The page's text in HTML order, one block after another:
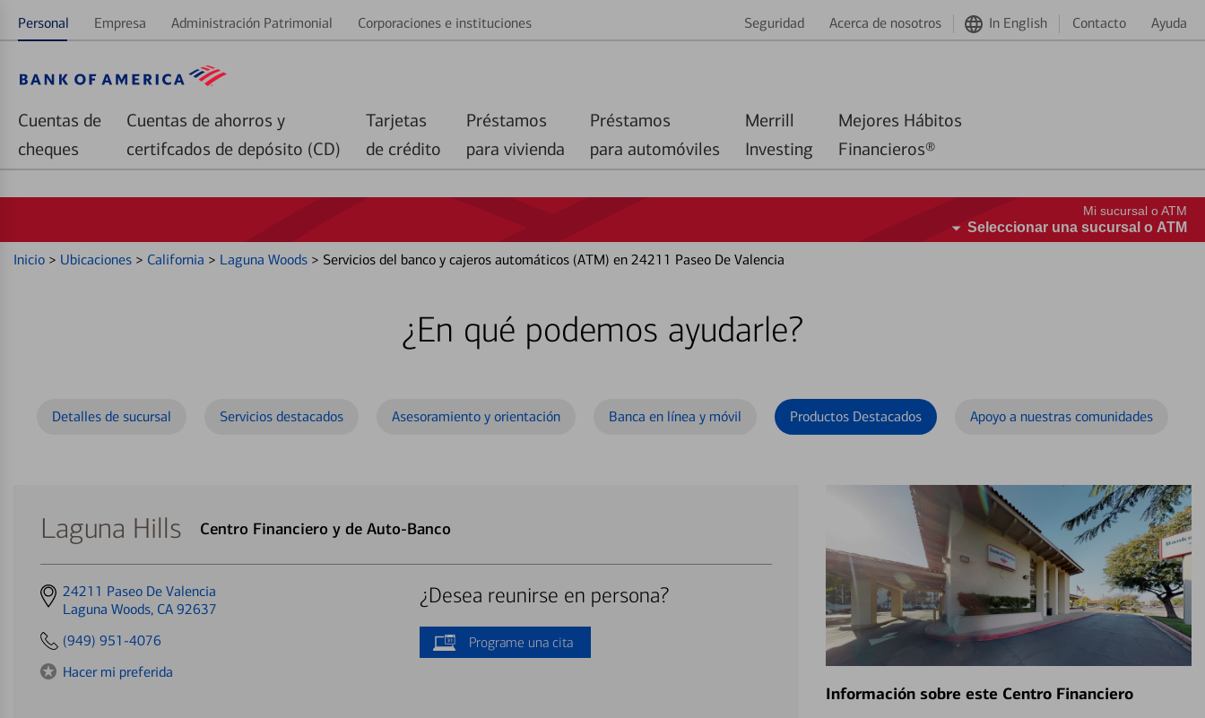
Personal Empresa Administración Patrimonial Corporaciones e instituciones Seguridad Acerca de nosotros In English Contacto Ayuda
Cuentas de
cheques
Cuentas de ahorros y
certifcados de depósito (CD)
Tarjetas
de crédito
Préstamos
para vivienda
Préstamos
para automóviles
Merrill
Investing
Mejores Hábitos
Financieros®
Mi sucursal o ATM
Seleccionar una sucursal o ATM
Inicio > Ubicaciones > California > Laguna Woods > Servicios del banco y cajeros automáticos (ATM) en 24211 Paseo De Valencia
¿En qué podemos ayudarle?
Detalles de sucursal Servicios destacados Asesoramiento y orientación Banca en línea y móvil Productos Destacados Apoyo a nuestras comunidades
Laguna Hills Centro Financiero y de Auto-Banco
Get
directions
24211 Paseo De Valencia
Laguna Woods, CA 92637
(949) 951-4076
Hacer mi preferida
¿Desea reunirse en persona?
Programe una cita
Información sobre este Centro Financiero